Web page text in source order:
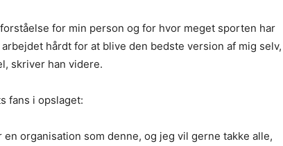
for min person og for hvor meget sporten har
hårdt for at blive den bedste version af mig selv,
skriver han videre.
fans i opslaget:
organisation som denne, og jeg vil gerne takke alle,